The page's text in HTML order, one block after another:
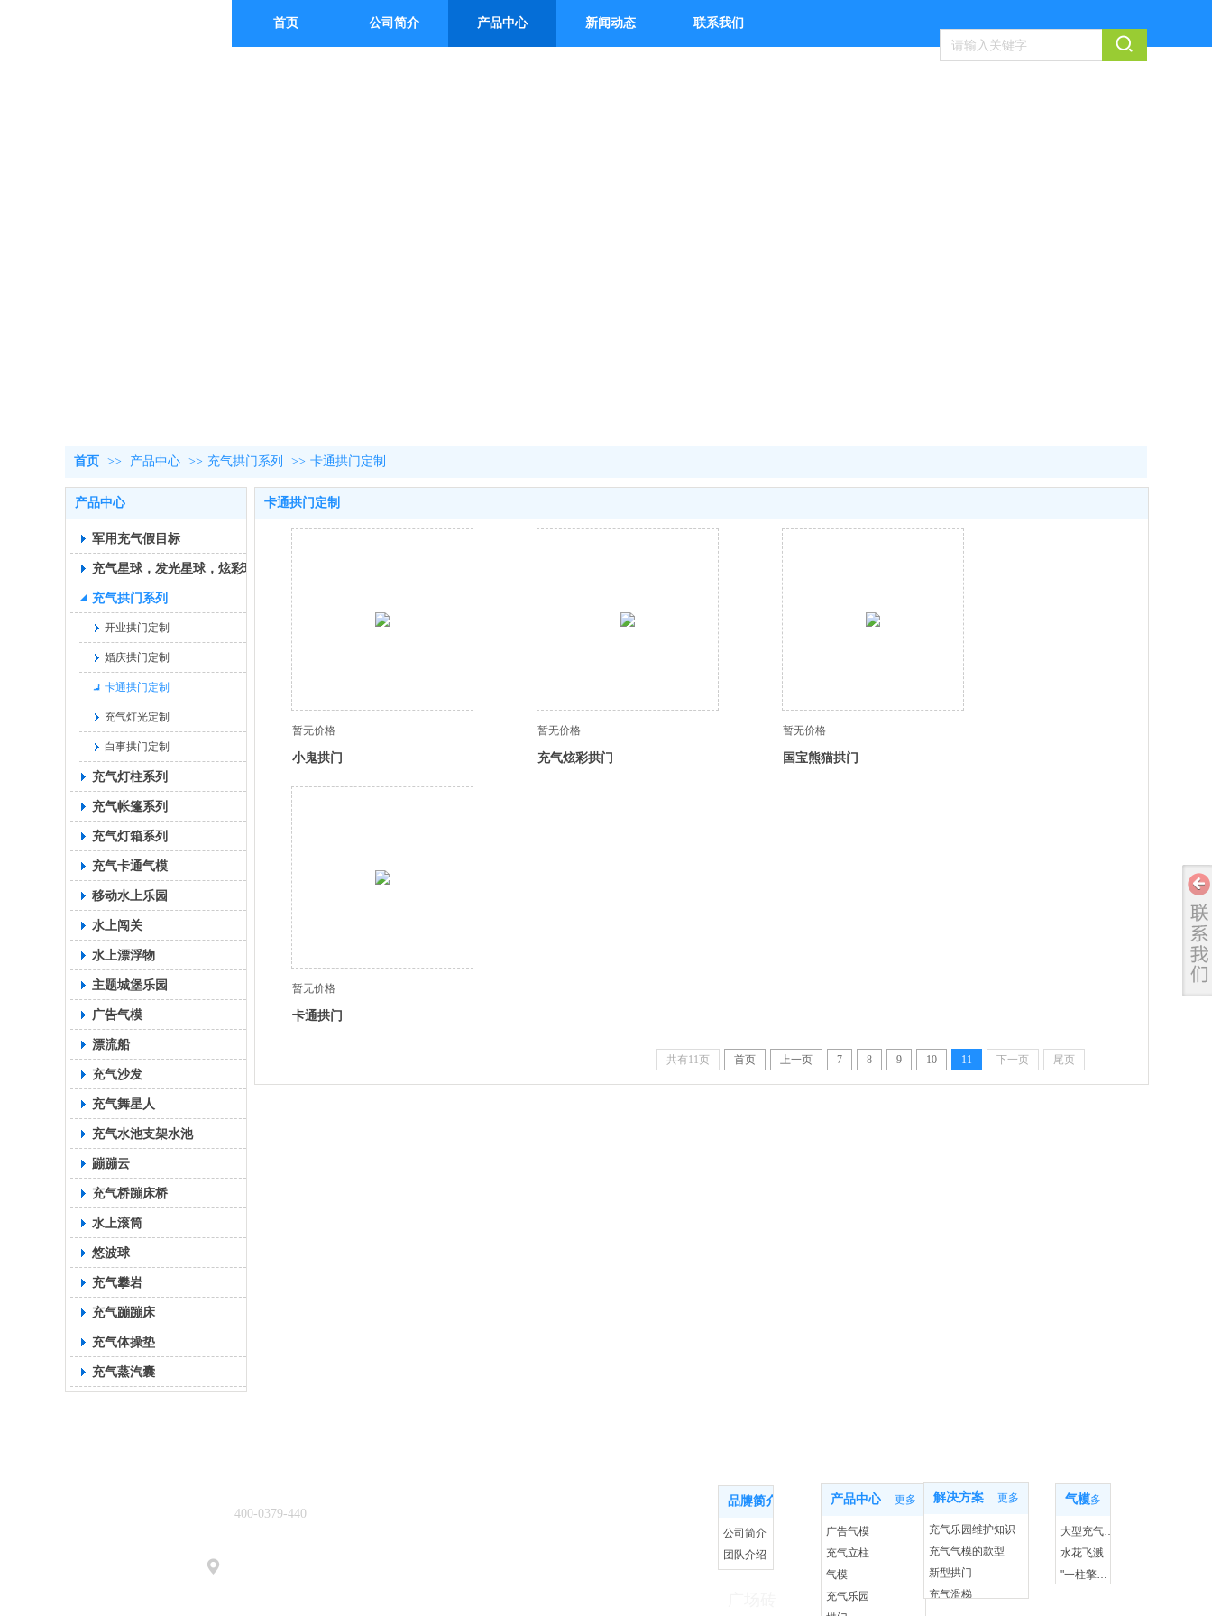
首页 公司简介 产品中心 新闻动态 联系我们
首页 >> 产品中心 >> 充气拱门系列 >> 卡通拱门定制
产品中心
军用充气假目标
充气星球，发光星球，炫彩球
充气拱门系列
开业拱门定制
婚庆拱门定制
卡通拱门定制
充气灯光定制
白事拱门定制
充气灯柱系列
充气帐篷系列
充气灯箱系列
充气卡通气模
移动水上乐园
水上闯关
水上漂浮物
主题城堡乐园
广告气模
漂流船
充气沙发
充气舞星人
充气水池支架水池
蹦蹦云
充气桥蹦床桥
水上滚筒
悠波球
充气攀岩
充气蹦蹦床
充气体操垫
充气蒸汽囊
卡通拱门定制
暂无价格
小鬼拱门
暂无价格
充气炫彩拱门
暂无价格
国宝熊猫拱门
暂无价格
卡通拱门
共有11页 首页 上一页 7 8 9 10 11 下一页 尾页
产品中心 更多
广告气模
充气立柱
气模
充气乐园
品牌简介
更多
公司简介
团队介绍
解决方案 更多
充气乐园维护知识
充气气模的款型
新型拱门
充气滑梯
气模更多
大型充气玩具市场的未来
水花飞溅，乐趣无限：一探移动水上乐园的秘密
"一柱擎天光彩：充气灯柱照亮你的每个夜晚"
400-0379-440